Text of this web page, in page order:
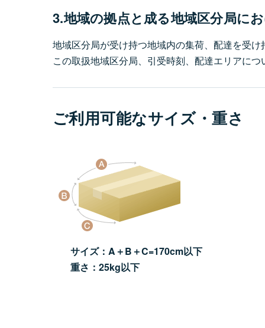
3.地域の拠点と成る地域区分局に
地域区分局が受け持つ地域内の集荷、配達を受
この取扱地域区分局、引受時刻、配達エリアに
ご利用可能なサイズ・重さ
サイズ：A＋B＋C=170cm以下
重さ：25kg以下